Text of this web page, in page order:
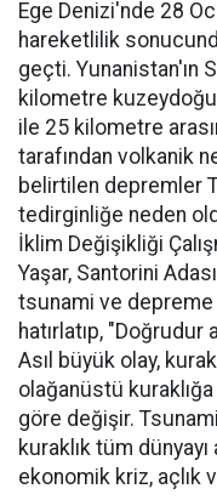
Ege Denizi'nde 28
hareketlilik
geçti. Yunanistan'ın
kilometre
ile 25 kilometre
tarafından volkanik
belirtilen depremler
tedirginliğe neden
İklim Değişikliği
Yaşar, Santorini
tsunami ve depreme
hatırlatıp,
Asıl büyük olay,
olağanüstü
göre değişir.
kuraklık tüm
ekonomik kriz, açlık